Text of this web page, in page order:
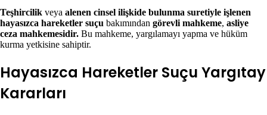
Teşhircilik veya alenen cinsel ilişkide bulunma suretiyle işlenen
hayasızca hareketler suçu bakımından görevli mahkeme, asliye
ceza mahkemesidir. Bu mahkeme, yargılamayı yapma ve hüküm
kurma yetkisine sahiptir.
Hayasızca Hareketler Suçu Yargıtay
Kararları